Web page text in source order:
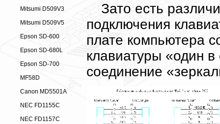
Mitsumi D509V3
Mitsumi D509V5
Epson SD-600
Epson SD-680L
Epson SD-700
MF58D
Canon MD5501A
NEC FD1155C
NEC FD1157C
Зато есть
подключения
плате компьютера
клавиатуры «один
соединение